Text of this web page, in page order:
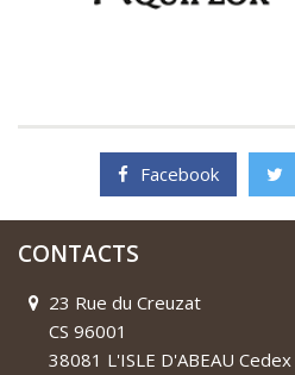
Partenaires
Contact
Facebook
CONTACTS
23 Rue du Creuzat
CS 96001
38081 L'ISLE D'ABEAU Cedex